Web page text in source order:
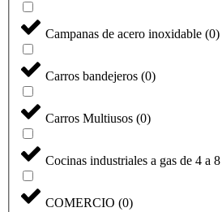
Campanas de acero inoxidable (0)
Carros bandejeros (0)
Carros Multiusos (0)
Cocinas industriales a gas de 4 a
COMERCIO (0)